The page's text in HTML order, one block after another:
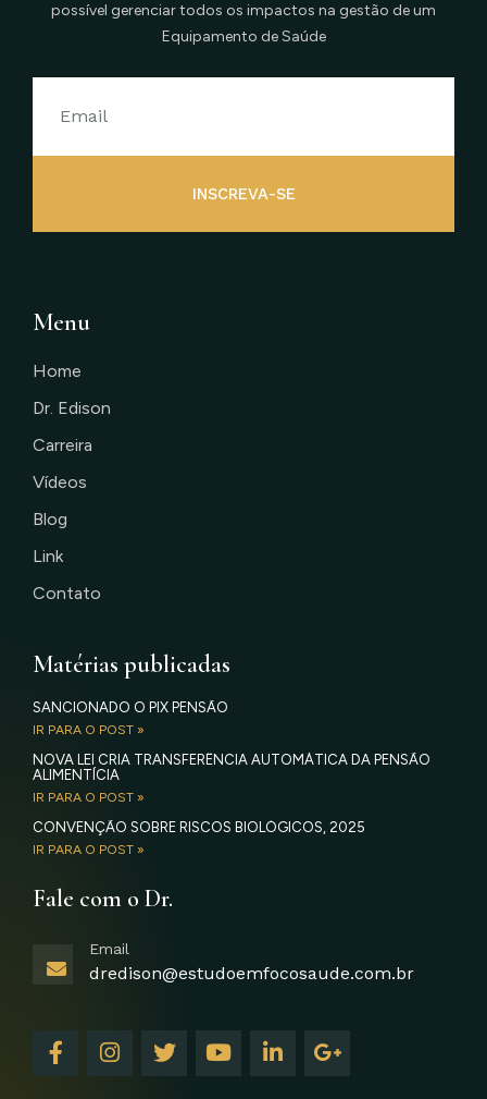
possível gerenciar todos os impactos na gestão de um
Equipamento de Saúde
INSCREVA-SE
Menu
Home
Dr. Edison
Carreira
Vídeos
Blog
Link
Contato
Matérias publicadas
SANCIONADO O PIX PENSÃO
IR PARA O POST »
NOVA LEI CRIA TRANSFERÊNCIA AUTOMÁTICA DA PENSÃO
ALIMENTÍCIA
IR PARA O POST »
CONVENÇÃO SOBRE RISCOS BIOLÓGICOS, 2025
IR PARA O POST »
Fale com o Dr.
Email
dredison@estudoemfocosaude.com.br
F
a
I
n
T
w
Y
o
L
i
G
o